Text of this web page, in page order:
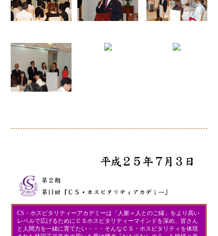
CS・ホスピタリティーアカデミーは「人脈＝人とのご縁」をより高い
レベルで広げるためにＣＳホスピタリティーマインドを深め、皆さん
と人間力を一緒に育てたい・・・そんなＣＳ・ホスピタリティを体現